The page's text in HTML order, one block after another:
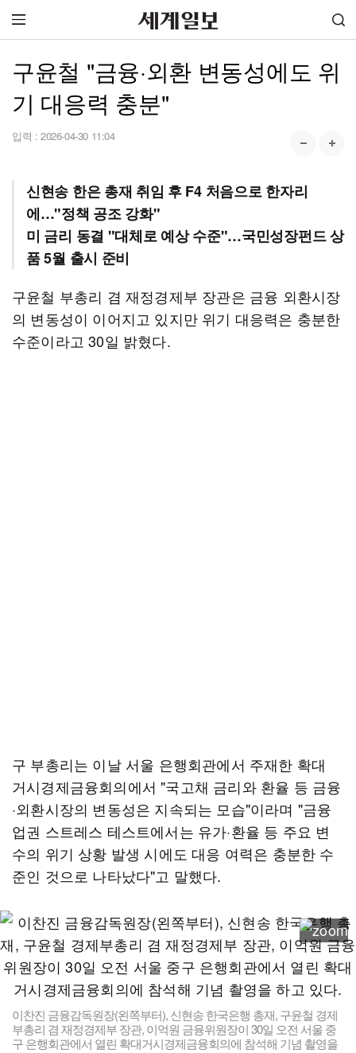
구윤철 "금융·외환 변동성에도 위
기 대응력 충분"
입력 : 2026-04-30 11:04
신현송 한은 총재 취임 후 F4 처음으로 한자리
에…"정책 공조 강화"
미 금리 동결 "대체로 예상 수준"…국민성장펀드 상
품 5월 출시 준비
구윤철 부총리 겸 재정경제부 장관은 금융 외환시장
의 변동성이 이어지고 있지만 위기 대응력은 충분한
수준이라고 30일 밝혔다.
구 부총리는 이날 서울 은행회관에서 주재한 확대
거시경제금융회의에서 "국고채 금리와 환율 등 금융
·외환시장의 변동성은 지속되는 모습"이라며 "금융
업권 스트레스 테스트에서는 유가·환율 등 주요 변
수의 위기 상황 발생 시에도 대응 여력은 충분한 수
준인 것으로 나타났다"고 말했다.
이찬진 금융감독원장(왼쪽부터), 신현송 한국은행 총재, 구윤철 경제
부총리 겸 재정경제부 장관, 이억원 금융위원장이 30일 오전 서울 중
구 은행회관에서 열린 확대거시경제금융회의에 참석해 기념 촬영을